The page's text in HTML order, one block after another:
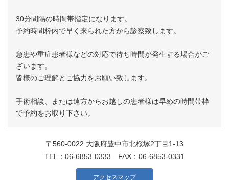
〒560-0022 大阪府豊中市北桜塚2丁目1-13
TEL： 06-6853-0333 FAX：06-6853-0331
アクセスマップ
30分間隔の時間帯指定になります。
予約時間枠内で早く来られた方から診察致します。
急患や重症患者様などの対応で待ち時間が発生する場合がご
ざいます。
皆様のご理解とご協力をお願い致します。
手術相談、または遠方からお越しの患者様は早めの時間帯枠
で予約をお取り下さい。